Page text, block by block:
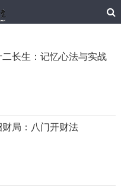
长生：记忆心法与实战
局：八门开财法